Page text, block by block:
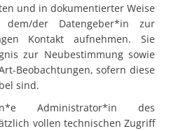
und in dokumentierter Weise
der Datengeber*in zur
Kontakt aufnehmen. Sie
zur Neubestimmung sowie
Beobachtungen, sofern diese
sind.
Administrator*in des
vollen technischen Zugriff